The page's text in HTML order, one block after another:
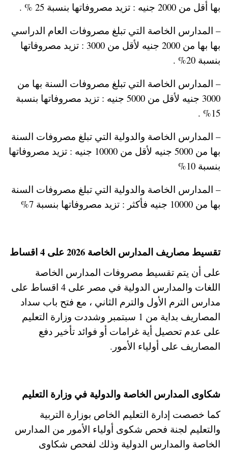
بها أقل من 2000 جنيه : تزيد مصروفاتها بنسبة 25 % .
– المدارس الخاصة التي تبلغ مصروفات العام الدراسي
بها بها من 2000 جنيه لأقل من 3000 : تزيد مصروفاتها
بنسبة 20% .
– المدارس الخاصة التي تبلغ مصروفات السنة بها من
3000 جنيه لأقل من 5000 جنيه : تزيد مصروفاتها بنسبة
15% .
– المدارس الخاصة والدولية التي تبلغ مصروفات السنة
بها من 5000 جنيه لأقل من 10000 جنيه : تزيد مصروفاتها
بنسبة 10%
– المدارس الخاصة والدولية التي تبلغ مصروفات السنة
بها من 10000 جنيه فأكثر : تزيد مصروفاتها بنسبة 7%
تقسيط مصاريف المدارس الخاصة 2026 على 4 اقساط
على أن يتم تقسيط مصروفات المدارس الخاصة
اللغات والمدارس الدولية في مصر على 4 اقساط على
مدارس الترم الأول والترم الثاني ، مع فتح باب سداد
المصاريف بداية من 1 سبتمبر وشددت وزارة التعليم
على عدم تحصيل أية غرامات أو فوائد تأخير دفع
المصاريف على أولياء الأمور.
شكاوى المدارس الخاصة والدولية في وزارة التعليم
كما خصصت إدارة التعليم الخاص بوزارة التربية
والتعليم لجنة فحص شكوى أولياء الأمور من المدارس
الخاصة والمدارس الدولية وذلك لفحص شكاوى